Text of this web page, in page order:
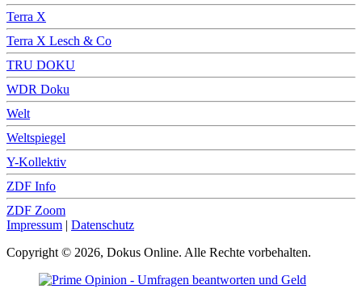
Terra X
Terra X Lesch & Co
TRU DOKU
WDR Doku
Welt
Weltspiegel
Y-Kollektiv
ZDF Info
ZDF Zoom
Impressum | Datenschutz
Copyright © 2026, Dokus Online. Alle Rechte vorbehalten.